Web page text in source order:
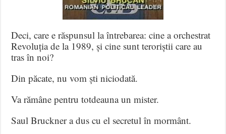
Deci, care e răspunsul la întrebarea: cine a orchestrat
Revoluția de la 1989, și cine sunt teroriștii care au
tras în noi?
Din păcate, nu vom ști niciodată.
Va rămâne pentru totdeauna un mister.
Saul Bruckner a dus cu el secretul în mormânt.